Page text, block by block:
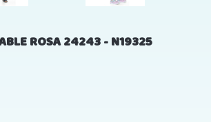
ROSA 24243 - N19325